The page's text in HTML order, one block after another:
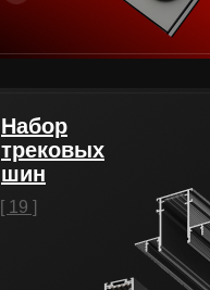
[ 19 ]
Набор
трековых
шин